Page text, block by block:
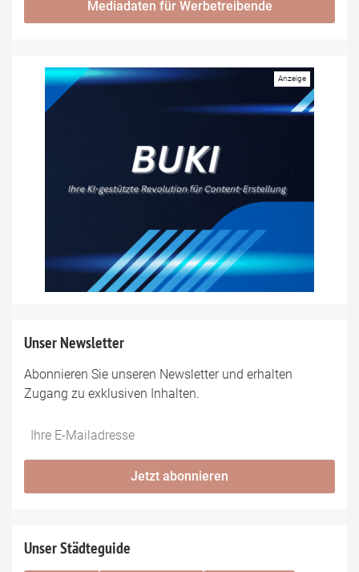
Mediadaten für Werbetreibende
Unser Newsletter
Abonnieren Sie unseren Newsletter und erhalten
Zugang zu exklusiven Inhalten.
Jetzt abonnieren
Unser Städteguide